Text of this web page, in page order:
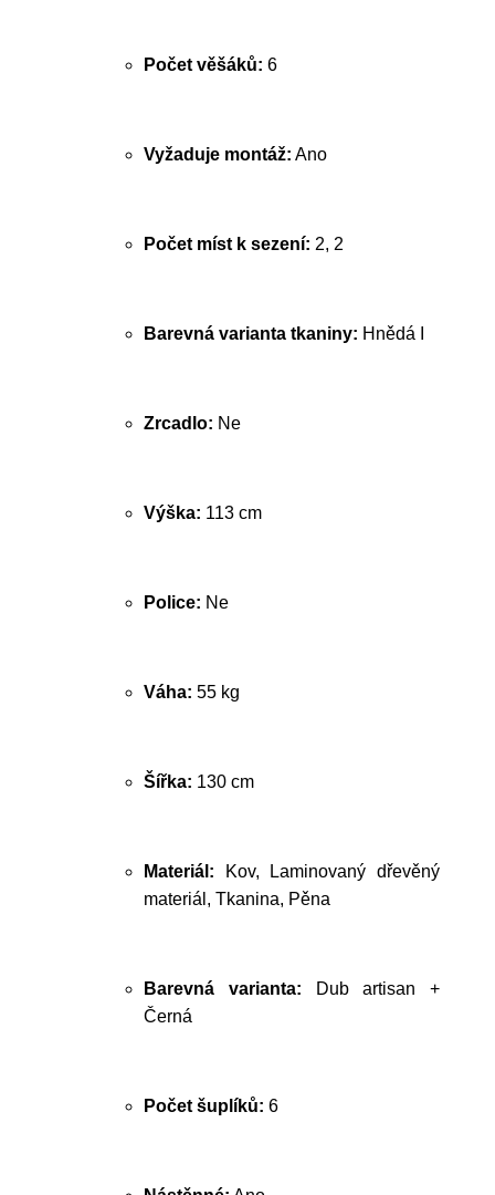
Počet věšáků: 6
Vyžaduje montáž: Ano
Počet míst k sezení: 2, 2
Barevná varianta tkaniny: Hnědá I
Zrcadlo: Ne
Výška: 113 cm
Police: Ne
Váha: 55 kg
Šířka: 130 cm
Materiál: Kov, Laminovaný dřevěný
materiál, Tkanina, Pěna
Barevná varianta: Dub artisan +
Černá
Počet šuplíků: 6